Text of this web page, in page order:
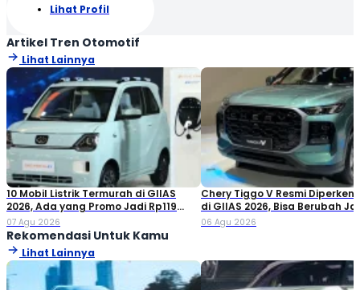
Lihat Profil
Artikel Tren Otomotif
Lihat Lainnya
10 Mobil Listrik Termurah di GIIAS
2026, Ada yang Promo Jadi Rp119
Jutaan!
07 Agu 2026
Chery Tiggo V Resmi
di GIIAS 2026, Bisa Berubah
Double Cabin
06 Agu 2026
Rekomendasi Untuk Kamu
Lihat Lainnya